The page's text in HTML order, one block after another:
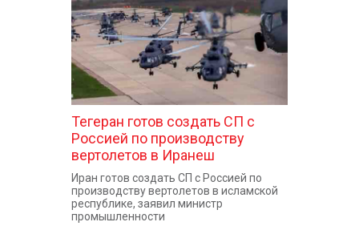
Тегеран готов создать СП с
Россией по производству
вертолетов в Иранеш
Иран готов создать СП с Россией по
производству вертолетов в исламской
республике, заявил министр
промышленности